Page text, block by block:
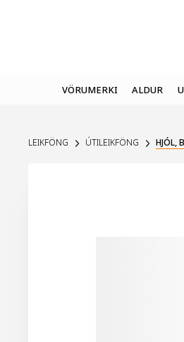
VÖRUMERKI ALDUR
LEIKFÖNG ÚTILEIKFÖNG HJÓL,